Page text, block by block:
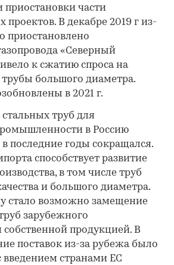
приостановки части
проектов. В декабре 2019 г из-
приостановлено
«Северный
к сжатию спроса на
большого диаметра.
в 2021 г.
труб для
в Россию
последние годы сокращался.
способствует развитие
в том числе труб
и большого диаметра.
стало возможно замещение
зарубежного
продукцией. В
поставок из-за рубежа было
введением странами ЕС